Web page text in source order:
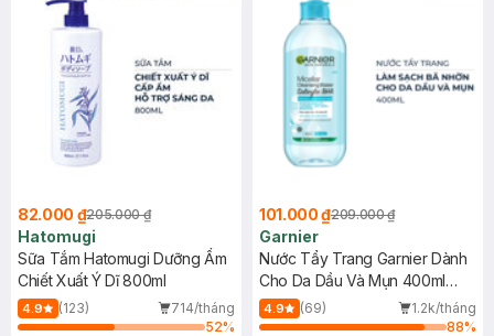
82.000 ₫205.000 ₫
Hatomugi
Sữa Tắm Hatomugi Dưỡng Ẩm
Chiết Xuất Ý Dĩ 800ml
4.9 (123)
714/tháng
52%
101.000 ₫209.000 ₫
Garnier
Nước Tẩy Trang Garnier Dành
Cho Da Dầu Và Mụn 400ml
(Mới)
4.9 (69)
1.2k/tháng
88%